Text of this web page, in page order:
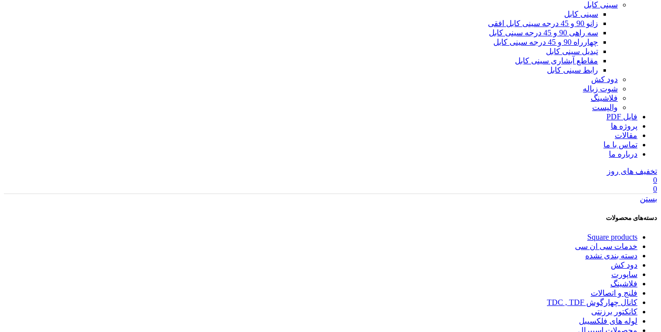
سینی کابل
سینی کابل
زانو 90 و 45 درجه سینی کابل افقی
سه راهی 90 و 45 درجه سینی کابل
چهارراه 90 و 45 درجه سینی کابل
تبدیل سینی کابل
مقاطع آبشاری سینی کابل
رابط سینی کابل
دود کش
شوت زباله
فلاشینگ
والپست
فایل PDF
پروژه ها
مقالات
تماس با ما
درباره ما
تخفیف های روز
0
0
بستن
دسته‌های محصولات
Square products
خدمات سی ان سی
دسته بندی نشده
دود کش
ساپورت
فلاشینگ
فلنج و اتصالات
کانال چهارگوش TDC , TDF
کانکتور برزنتی
لوله های فلکسیبل